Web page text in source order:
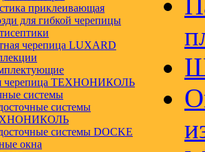
приклеивающая
для гибкой черепицы
черепица LUXARD
черепица ТЕХНОНИКОЛЬ
системы
системы
системы DOCKE
окна